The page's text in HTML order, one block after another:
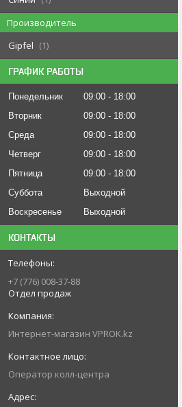
Производитель
Gipfel
1
ГРАФИК РАБОТЫ
Понедельник 09:00
18:00
Вторник
09:00
18:00
Среда
09:00
18:00
Четверг
09:00
18:00
Пятница
09:00
18:00
Суббота
Выходной
Воскресенье
Выходной
КОНТАКТЫ
+7 (776) 008-37-88
Отдел продаж
Интернет-магазин VPROK.kz
Оператор колл-центра